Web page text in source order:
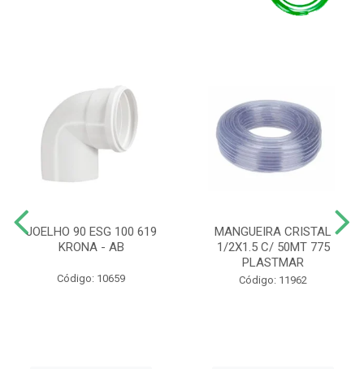
JOELHO 90 ESG 100 619
KRONA - AB
Código: 10659
MANGUEIRA CRISTAL
1/2X1.5 C/ 50MT 775
PLASTMAR
Código: 11962